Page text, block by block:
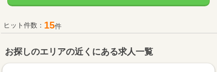
ヒット件数： 15件
お探しのエリアの近くにある求人一覧